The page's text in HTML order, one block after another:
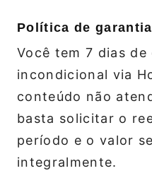
Política de
Você tem 7 dias de
incondicional via
conteúdo não
basta solicitar o
período e o valor
integralmente.